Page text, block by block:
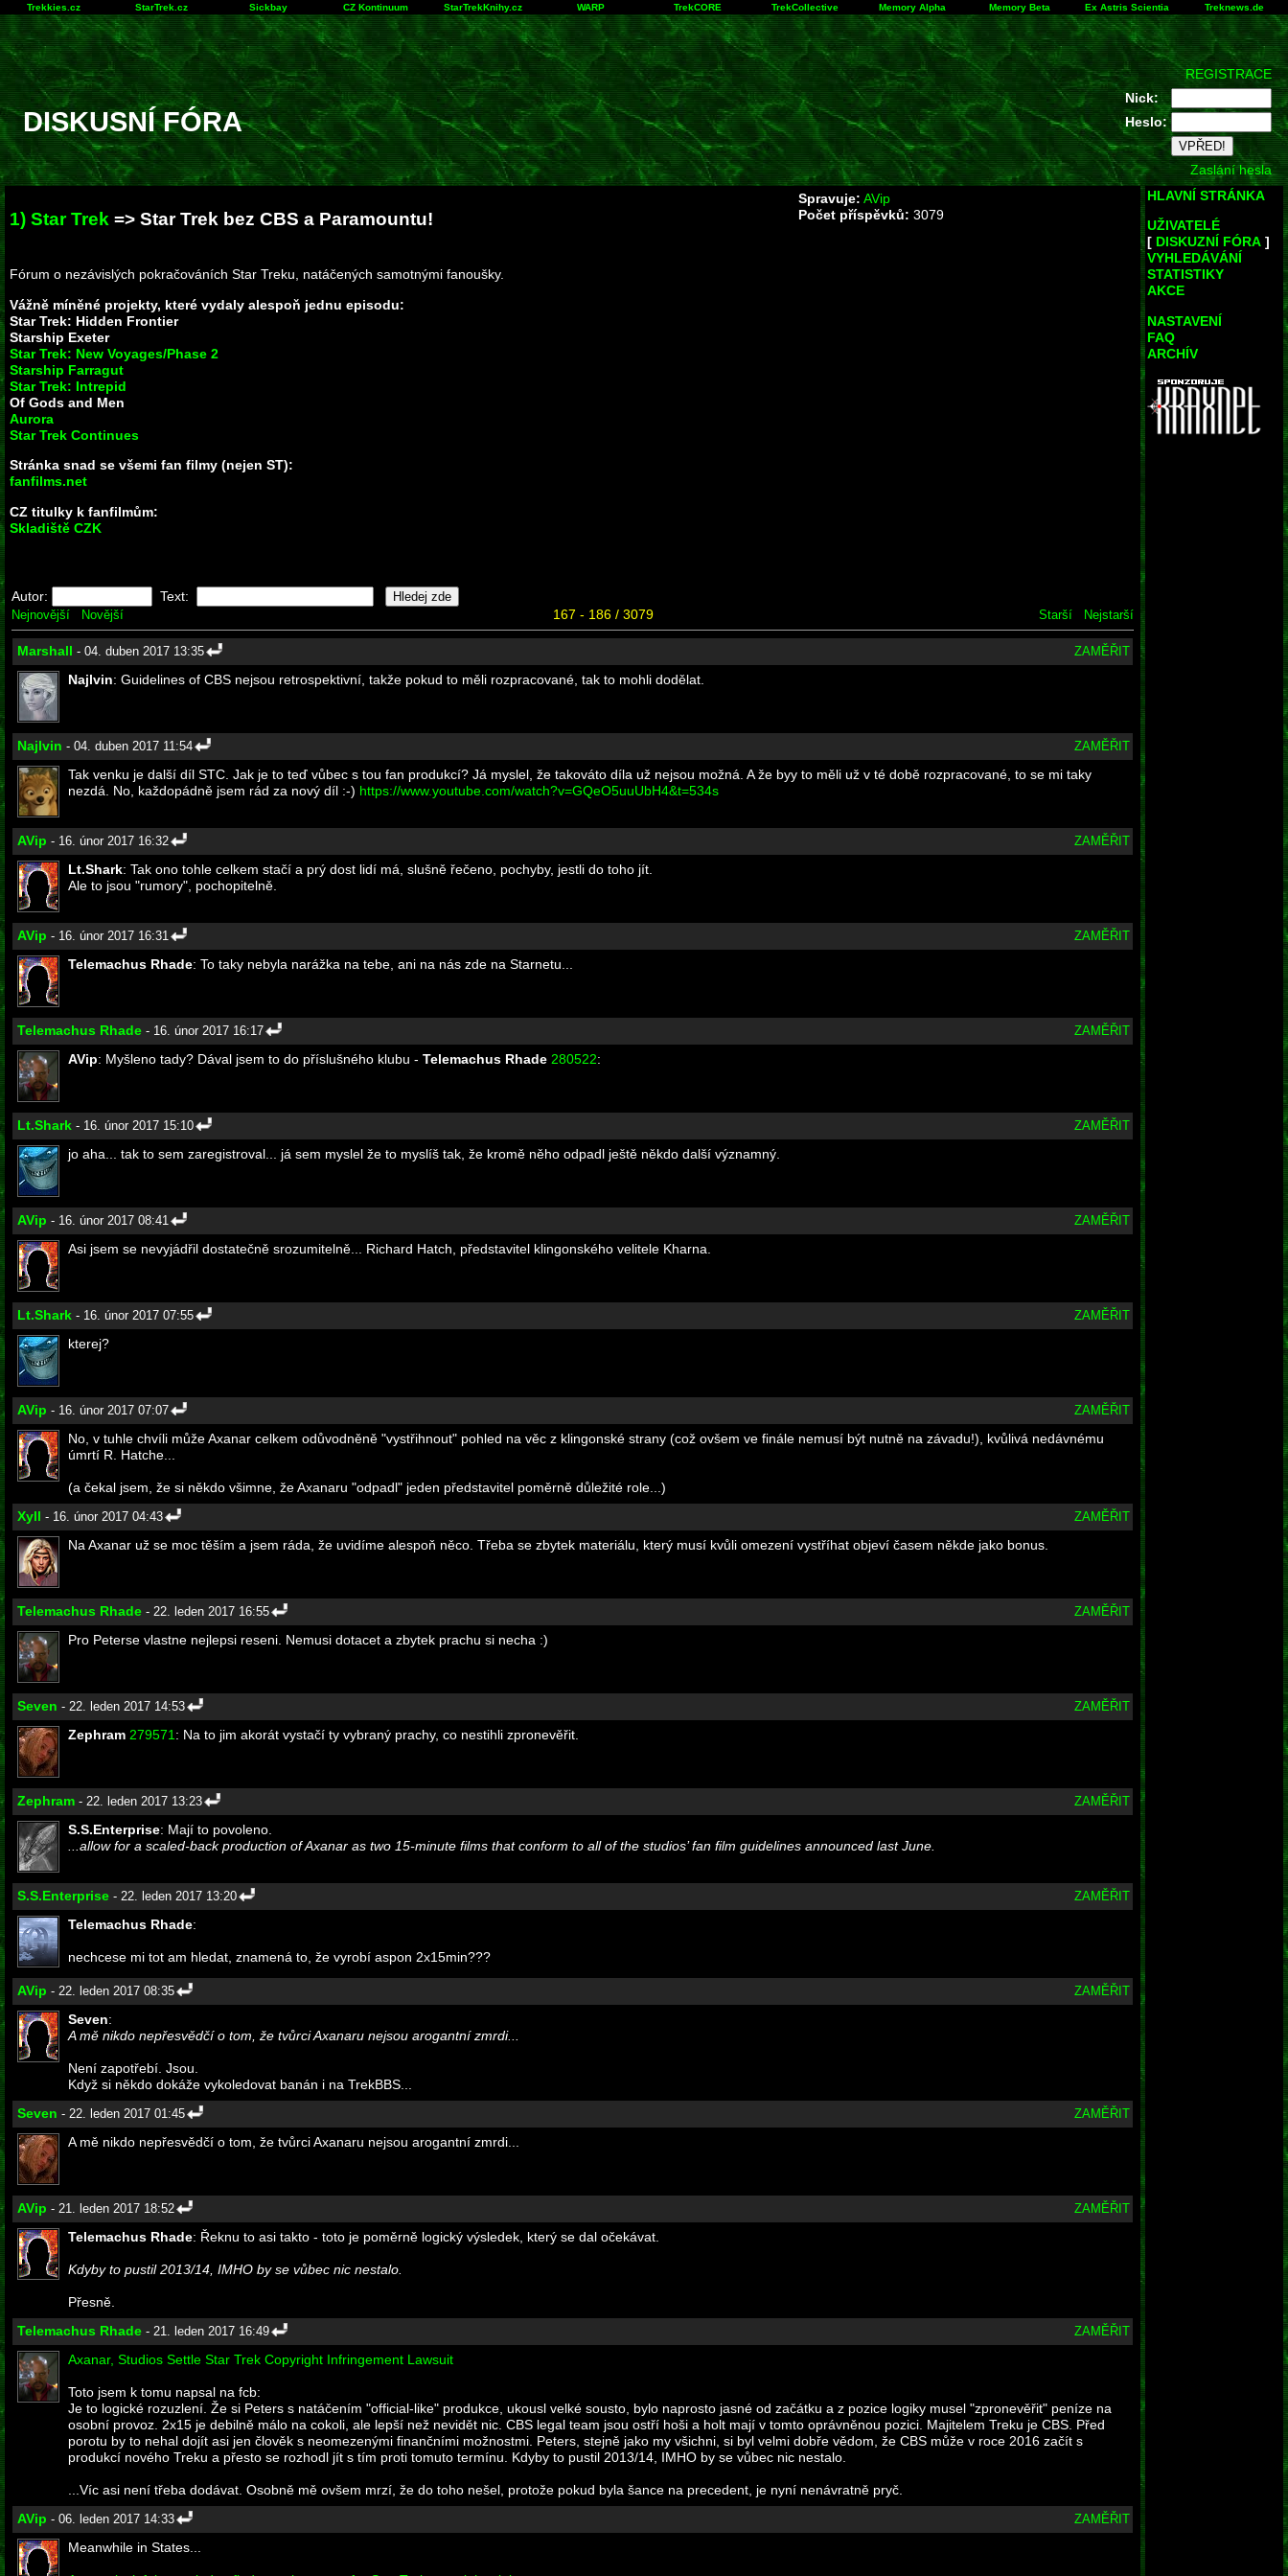
Trekkies.cz StarTrek.cz Sickbay CZ Kontinuum StarTrekKnihy.cz WARP TrekCORE TrekCollective Memory Alpha Memory Beta Ex Astris Scientia Treknews.de
DISKUSNÍ FÓRA
REGISTRACE
Nick:
Heslo:
Zaslání hesla
1) Star Trek => Star Trek bez CBS a Paramountu!
Spravuje: AVip
Počet příspěvků: 3079
Fórum o nezávislých pokračováních Star Treku, natáčených samotnými fanoušky.
Vážně míněné projekty, které vydaly alespoň jednu episodu:
Star Trek: Hidden Frontier
Starship Exeter
Star Trek: New Voyages/Phase 2
Starship Farragut
Star Trek: Intrepid
Of Gods and Men
Aurora
Star Trek Continues
Stránka snad se všemi fan filmy (nejen ST):
fanfilms.net
CZ titulky k fanfilmům:
Skladiště CZK
Autor: Text:
Nejnovější Novější 167 - 186 / 3079 Starší Nejstarší
Marshall - 04. duben 2017 13:35 ZAMĚŘIT
Najlvin: Guidelines of CBS nejsou retrospektivní, takže pokud to měli rozpracované, tak to mohli dodělat.
Najlvin - 04. duben 2017 11:54 ZAMĚŘIT
Tak venku je další díl STC. Jak je to teď vůbec s tou fan produkcí? Já myslel, že takováto díla už nejsou možná. A že byy to měli už v té době rozpracované, to se mi taky
nezdá. No, každopádně jsem rád za nový díl :-) https://www.youtube.com/watch?v=GQeO5uuUbH4&t=534s
AVip - 16. únor 2017 16:32 ZAMĚŘIT
Lt.Shark: Tak ono tohle celkem stačí a prý dost lidí má, slušně řečeno, pochyby, jestli do toho jít.
Ale to jsou "rumory", pochopitelně.
AVip - 16. únor 2017 16:31 ZAMĚŘIT
Telemachus Rhade: To taky nebyla narážka na tebe, ani na nás zde na Starnetu...
Telemachus Rhade - 16. únor 2017 16:17 ZAMĚŘIT
AVip: Myšleno tady? Dával jsem to do příslušného klubu - Telemachus Rhade 280522:
Lt.Shark - 16. únor 2017 15:10 ZAMĚŘIT
jo aha... tak to sem zaregistroval... já sem myslel že to myslíš tak, že kromě něho odpadl ještě někdo další významný.
AVip - 16. únor 2017 08:41 ZAMĚŘIT
Asi jsem se nevyjádřil dostatečně srozumitelně... Richard Hatch, představitel klingonského velitele Kharna.
Lt.Shark - 16. únor 2017 07:55 ZAMĚŘIT
kterej?
AVip - 16. únor 2017 07:07 ZAMĚŘIT
No, v tuhle chvíli může Axanar celkem odůvodněně "vystřihnout" pohled na věc z klingonské strany (což ovšem ve finále nemusí být nutně na závadu!), kvůlivá nedávnému
úmrtí R. Hatche...
(a čekal jsem, že si někdo všimne, že Axanaru "odpadl" jeden představitel poměrně důležité role...)
Xyll - 16. únor 2017 04:43 ZAMĚŘIT
Na Axanar už se moc těším a jsem ráda, že uvidíme alespoň něco. Třeba se zbytek materiálu, který musí kvůli omezení vystříhat objeví časem někde jako bonus.
Telemachus Rhade - 22. leden 2017 16:55 ZAMĚŘIT
Pro Peterse vlastne nejlepsi reseni. Nemusi dotacet a zbytek prachu si necha :)
Seven - 22. leden 2017 14:53 ZAMĚŘIT
Zephram 279571: Na to jim akorát vystačí ty vybraný prachy, co nestihli zpronevěřit.
Zephram - 22. leden 2017 13:23 ZAMĚŘIT
S.S.Enterprise: Mají to povoleno.
...allow for a scaled-back production of Axanar as two 15-minute films that conform to all of the studios’ fan film guidelines announced last June.
S.S.Enterprise - 22. leden 2017 13:20 ZAMĚŘIT
Telemachus Rhade:
nechcese mi tot am hledat, znamená to, že vyrobí aspon 2x15min???
AVip - 22. leden 2017 08:35 ZAMĚŘIT
Seven:
A mě nikdo nepřesvědčí o tom, že tvůrci Axanaru nejsou arogantní zmrdi...
Není zapotřebí. Jsou.
Když si někdo dokáže vykoledovat banán i na TrekBBS...
Seven - 22. leden 2017 01:45 ZAMĚŘIT
A mě nikdo nepřesvědčí o tom, že tvůrci Axanaru nejsou arogantní zmrdi...
AVip - 21. leden 2017 18:52 ZAMĚŘIT
Telemachus Rhade: Řeknu to asi takto - toto je poměrně logický výsledek, který se dal očekávat.
Kdyby to pustil 2013/14, IMHO by se vůbec nic nestalo.
Přesně.
Telemachus Rhade - 21. leden 2017 16:49 ZAMĚŘIT
Axanar, Studios Settle Star Trek Copyright Infringement Lawsuit
Toto jsem k tomu napsal na fcb:
Je to logické rozuzlení. Že si Peters s natáčením "official-like" produkce, ukousl velké sousto, bylo naprosto jasné od začátku a z pozice logiky musel "zpronevěřit" peníze na
osobní provoz. 2x15 je debilně málo na cokoli, ale lepší než nevidět nic. CBS legal team jsou ostří hoši a holt mají v tomto oprávněnou pozici. Majitelem Treku je CBS. Před
porotu by to nehal dojít asi jen člověk s neomezenými finančními možnostmi. Peters, stejně jako my všichni, si byl velmi dobře vědom, že CBS může v roce 2016 začít s
produkcí nového Treku a přesto se rozhodl jít s tím proti tomuto termínu. Kdyby to pustil 2013/14, IMHO by se vůbec nic nestalo.
...Víc asi není třeba dodávat. Osobně mě ovšem mrzí, že do toho nešel, protože pokud byla šance na precedent, je nyní nenávratně pryč.
AVip - 06. leden 2017 14:33 ZAMĚŘIT
Meanwhile in States...
HLAVNÍ STRÁNKA
UŽIVATELÉ
[ DISKUZNÍ FÓRA ]
VYHLEDÁVÁNÍ
STATISTIKY
AKCE
NASTAVENÍ
FAQ
ARCHÍV